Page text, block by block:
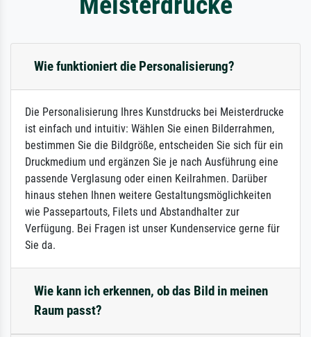
Wie funktioniert die Personalisierung?
Die Personalisierung Ihres Kunstdrucks bei Meisterdrucke
ist einfach und intuitiv: Wählen Sie einen Bilderrahmen,
bestimmen Sie die Bildgröße, entscheiden Sie sich für ein
Druckmedium und ergänzen Sie je nach Ausführung eine
passende Verglasung oder einen Keilrahmen. Darüber
hinaus stehen Ihnen weitere Gestaltungsmöglichkeiten
wie Passepartouts, Filets und Abstandhalter zur
Verfügung. Bei Fragen ist unser Kundenservice gerne für
Sie da.
Wie kann ich erkennen, ob das Bild in meinen
Raum passt?